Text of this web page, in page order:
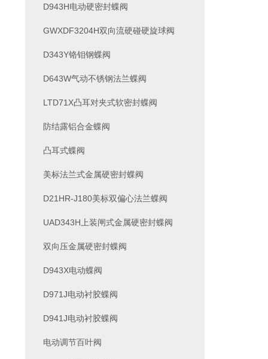
D943H电动硬密封蝶阀
GWXDF3204H双向流硬碰硬旋球阀
D343Y铬钼钢蝶阀
D643W气动不锈钢法兰蝶阀
LTD71X凸耳对夹式软密封蝶阀
防结露铝合金蝶阀
凸耳式蝶阀
美标法兰式金属硬密封蝶阀
D21HR-J180美标双偏心法兰蝶阀
UAD343H上装闸式金属硬密封蝶阀
双向压金属硬密封蝶阀
D943X电动蝶阀
D971J电动衬胶蝶阀
D941J电动衬胶蝶阀
电动调节百叶阀